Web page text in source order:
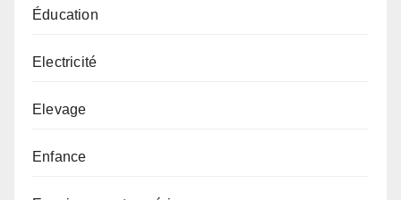
Éducation
Electricité
Elevage
Enfance